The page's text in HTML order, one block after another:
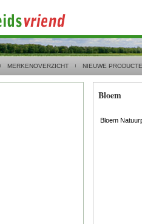
MERKENOVERZICHT NIEUWE
Bloem
Bloem